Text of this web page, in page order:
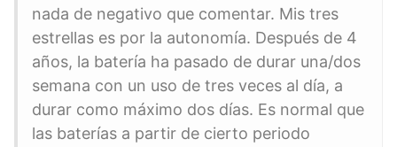
nada de negativo que comentar. Mis tres
estrellas es por la autonomía. Después de 4
años, la batería ha pasado de durar una/dos
semana con un uso de tres veces al día, a
durar como máximo dos días. Es normal que
las baterías a partir de cierto periodo